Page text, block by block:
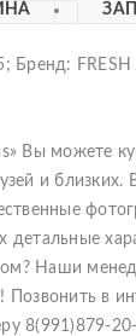
Бренд: FRESH
Вы можете
и близких.
детальные
Наши
Позвонить в
8(991)879-